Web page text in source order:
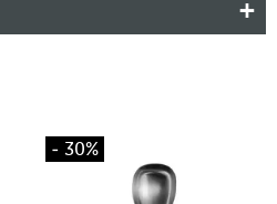
Vorteile mit sich.
- 30%